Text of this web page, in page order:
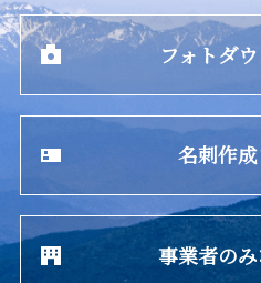
フォトダ
名刺作
事業者の